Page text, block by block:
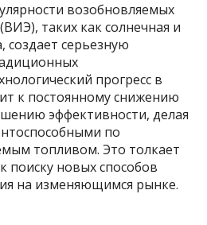
возобновляемых
таких как солнечная и
создает серьезную
прогресс в
к постоянному снижению
эффективности, делая
по
топливом. Это толкает
поиску новых способов
на изменяющимся рынке.